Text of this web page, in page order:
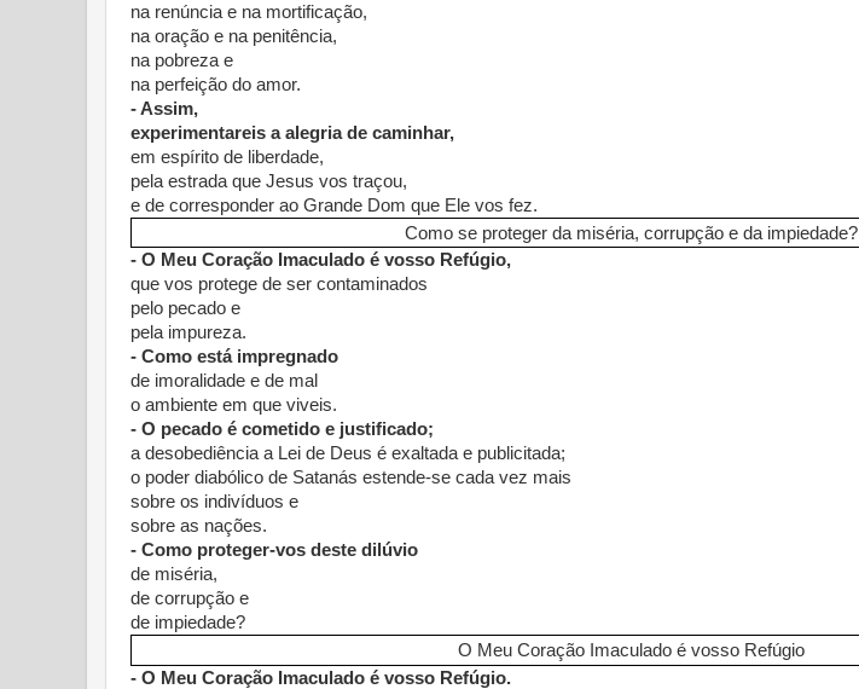
na renúncia e na mortificação,
na oração e na penitência,
na pobreza e
na perfeição do amor.
- Assim,
experimentareis a alegria de caminhar,
em espírito de liberdade,
pela estrada que Jesus vos traçou,
e de corresponder ao Grande Dom que Ele vos fez.
Como se proteger da miséria, corrupção e da impiedade?
- O Meu Coração Imaculado é vosso Refúgio,
que vos protege de ser contaminados
pelo pecado e
pela impureza.
- Como está impregnado
de imoralidade e de mal
o ambiente em que viveis.
- O pecado é cometido e justificado;
a desobediência a Lei de Deus é exaltada e publicitada;
o poder diabólico de Satanás estende-se cada vez mais
sobre os indivíduos e
sobre as nações.
- Como proteger-vos deste dilúvio
de miséria,
de corrupção e
de impiedade?
O Meu Coração Imaculado é vosso Refúgio
- O Meu Coração Imaculado é vosso Refúgio.